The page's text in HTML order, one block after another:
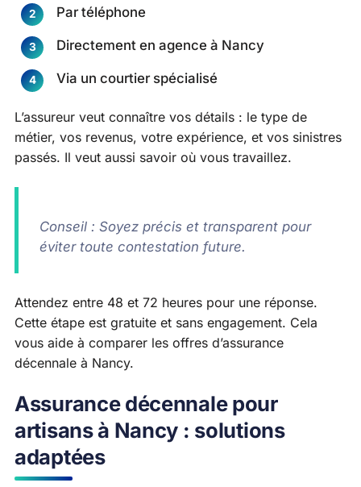
Par téléphone
Directement en agence à Nancy
Via un courtier spécialisé
L’assureur veut connaître vos détails : le type de
métier, vos revenus, votre expérience, et vos sinistres
passés. Il veut aussi savoir où vous travaillez.
Conseil : Soyez précis et transparent pour
éviter toute contestation future.
Attendez entre 48 et 72 heures pour une réponse.
Cette étape est gratuite et sans engagement. Cela
vous aide à comparer les offres d’assurance
décennale à Nancy.
Assurance décennale pour
artisans à Nancy : solutions
adaptées